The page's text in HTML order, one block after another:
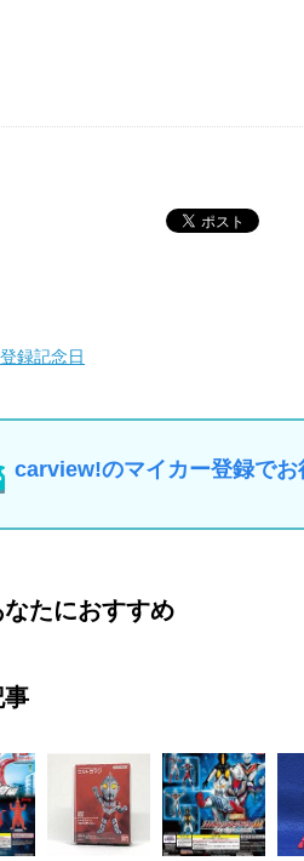
録記念日
carview!のマイカー登録でお
たにおすすめ
事